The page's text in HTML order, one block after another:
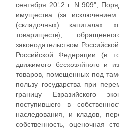
сентября 2012 г. N 909",
имущества (за
(складочных) капиталах
товариществ),
законодательством
Российской Федерации (в
движимого бесхозяйного и
товаров, помещенных под
пользу государства при
границу Евразийского
поступившего в
наследования, и кладов,
собственность, оценочная